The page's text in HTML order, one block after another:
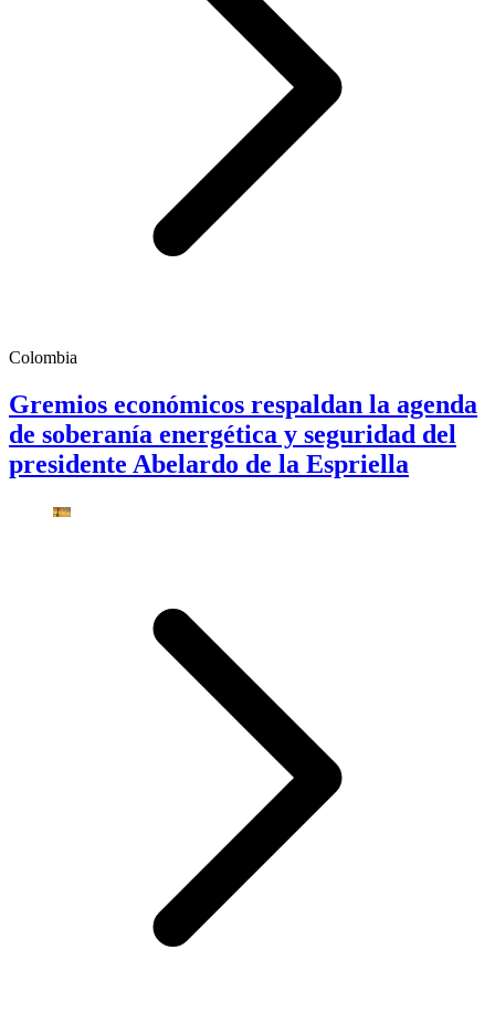
Colombia
Gremios económicos respaldan la agenda
de soberanía energética y seguridad del
presidente Abelardo de la Espriella